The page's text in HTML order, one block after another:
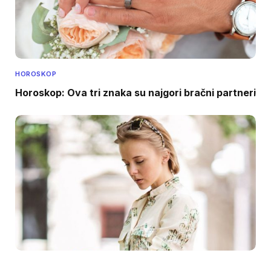
HOROSKOP
Horoskop: Ova tri znaka su najgori bračni partneri